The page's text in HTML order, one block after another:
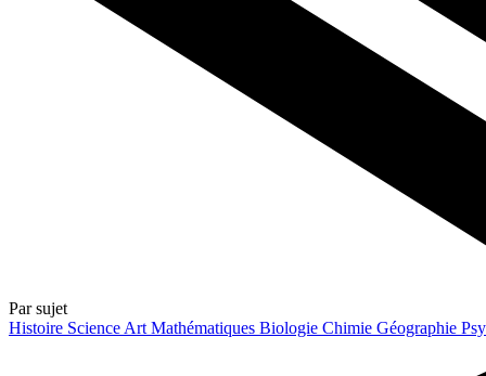
Par sujet
Histoire Science Art Mathématiques Biologie Chimie Géographie